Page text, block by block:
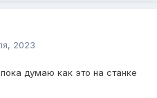
2023
думаю как это на станке